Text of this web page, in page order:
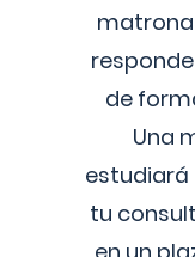
de
Una
estudiará
tu